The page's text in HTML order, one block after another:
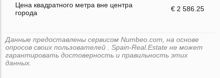
Цена квадратного метра вне центра
города
€ 2 586.25
Данные предоставлены сервисом Numbeo.com, на основе
опросов своих пользователей . Spain-Real.Estate не может
гарантировать достоверность и правильность этих
данных.